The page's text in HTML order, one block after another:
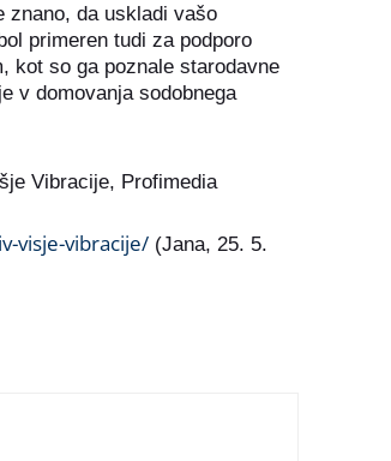
znano, da uskladi vašo
primeren tudi za podporo
kot so ga poznale starodavne
v domovanja sodobnega
Vibracije, Profimedia
visje-vibracije/ (Jana, 25. 5.